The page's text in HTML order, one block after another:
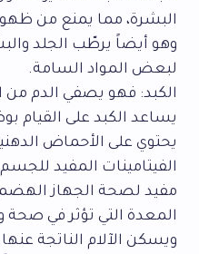
البشرة، مما يمنع من
وهو أيضاً يرطّب الجلد
لبعض المواد السامة.
الكبد: فهو يصفي الدم من
يساعد الكبد على القيام
يحتوي على الأحماض
الفيتامينات المفيد
مفيد لصحة الجهاز
المعدة التي تؤثر في
ويسكن الآلام الناتجة